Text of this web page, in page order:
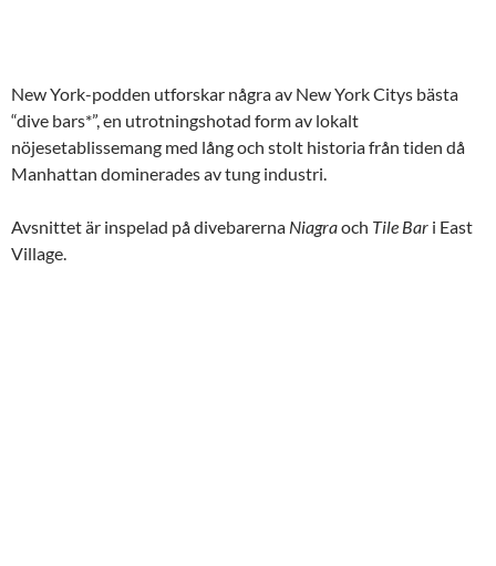
BÄDDA IN
New York-podden utforskar några av New York Citys bästa
“dive bars*”, en utrotningshotad form av lokalt
nöjesetablissemang med lång och stolt historia från tiden då
Manhattan dominerades av tung industri.
Avsnittet är inspelad på divebarerna Niagraoch Tile Bar i East
Village.